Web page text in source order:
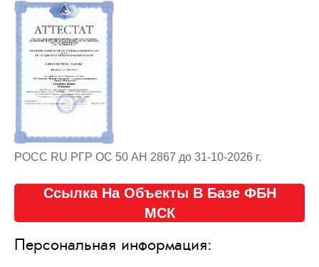
РОСС RU РГР ОС 50 АН 2867 до 31-10-2026 г.
Ссылка На Объекты В Базе ФБН
МСК
Персональная информация: